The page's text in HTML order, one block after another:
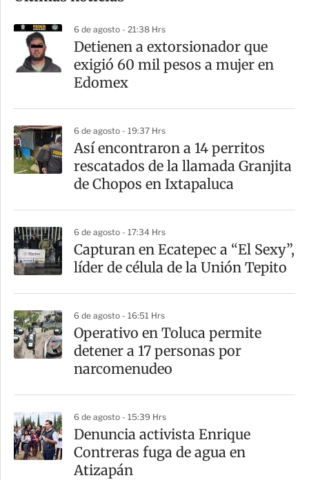
a
r
t
6 de agosto - 21:38 Hrs
Detienen a extorsionador que
exigió 60 mil pesos a mujer en
Edomex
6 de agosto - 19:37 Hrs
Así encontraron a 14 perritos
rescatados de la llamada Granjita
de Chopos en Ixtapaluca
6 de agosto - 17:34 Hrs
Capturan en Ecatepec a “El Sexy”,
líder de célula de la Unión Tepito
6 de agosto - 16:51 Hrs
Operativo en Toluca permite
detener a 17 personas por
narcomenudeo
6 de agosto - 15:39 Hrs
Denuncia activista Enrique
Contreras fuga de agua en
Atizapán